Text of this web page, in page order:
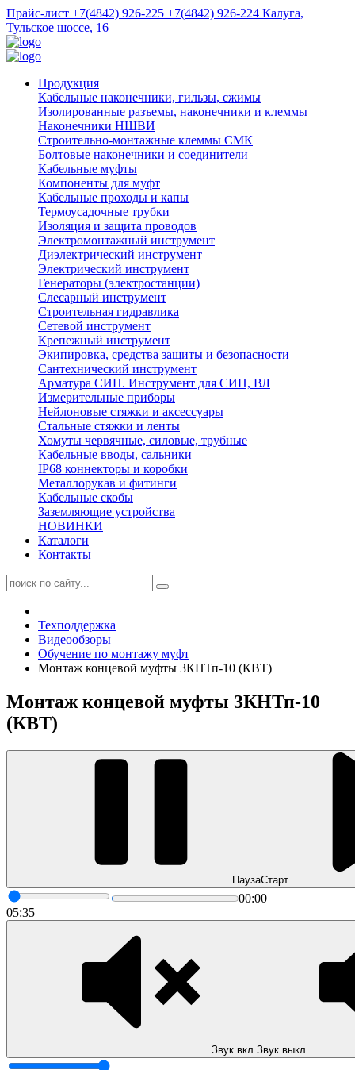
Прайс-лист +7(4842) 926-225 +7(4842) 926-224 Калуга,
Тульское шоссе, 16
Продукция
Кабельные наконечники, гильзы, сжимы
Изолированные разъемы, наконечники и клеммы
Наконечники НШВИ
Строительно-монтажные клеммы СМК
Болтовые наконечники и соединители
Кабельные муфты
Компоненты для муфт
Кабельные проходы и капы
Термоусадочные трубки
Изоляция и защита проводов
Электромонтажный инструмент
Диэлектрический инструмент
Электрический инструмент
Генераторы (электростанции)
Слесарный инструмент
Строительная гидравлика
Сетевой инструмент
Крепежный инструмент
Экипировка, средства защиты и безопасности
Сантехнический инструмент
Арматура СИП. Инструмент для СИП, ВЛ
Измерительные приборы
Нейлоновые стяжки и аксессуары
Стальные стяжки и ленты
Хомуты червячные, силовые, трубные
Кабельные вводы, сальники
IP68 коннекторы и коробки
Металлорукав и фитинги
Кабельные скобы
Заземляющие устройства
НОВИНКИ
Каталоги
Контакты
Техподдержка
Видеообзоры
Обучение по монтажу муфт
Монтаж концевой муфты 3КНТп-10 (КВТ)
Монтаж концевой муфты 3КНТп-10
(КВТ)
ПаузаСтарт
00:00
05:35
Звук вкл. Звук выкл.